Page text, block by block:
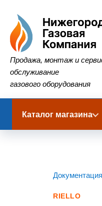
Нижегородская Газовая
Продажа, монтаж и
обслуживание
газового оборудования
Каталог магазина
Документация
RIELLO